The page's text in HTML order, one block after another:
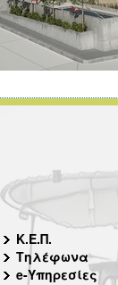
Κ.Ε.Π.
Τηλέφωνα
e-Υπηρεσίες